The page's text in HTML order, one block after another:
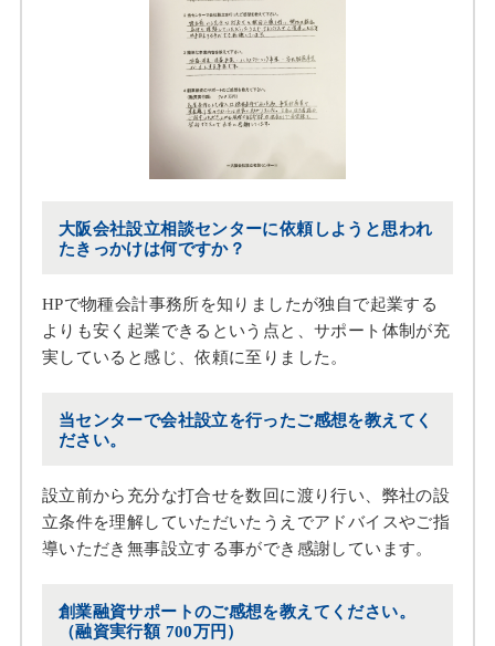
大阪会社設立相談センターに依頼しようと思われ
たきっかけは何ですか？
HPで物種会計事務所を知りましたが独自で起業する
よりも安く起業できるという点と、サポート体制が充
実していると感じ、依頼に至りました。
当センターで会社設立を行ったご感想を教えてく
ださい。
設立前から充分な打合せを数回に渡り行い、弊社の設
立条件を理解していただいたうえでアドバイスやご指
導いただき無事設立する事ができ感謝しています。
創業融資サポートのご感想を教えてください。
（融資実行額 700万円）